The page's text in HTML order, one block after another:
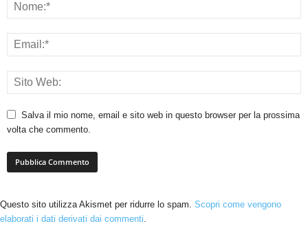
Salva il mio nome, email e sito web in questo browser per la prossima
volta che commento.
Questo sito utilizza Akismet per ridurre lo spam. Scopri come vengono
elaborati i dati derivati dai commenti